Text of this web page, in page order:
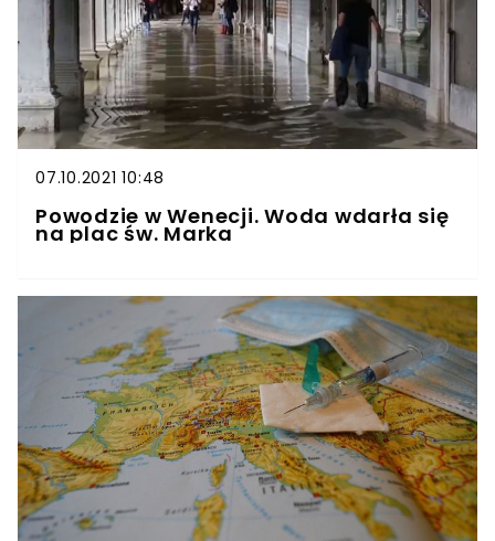
07.10.2021 10:48
Powodzie w Wenecji. Woda wdarła się
na plac św. Marka